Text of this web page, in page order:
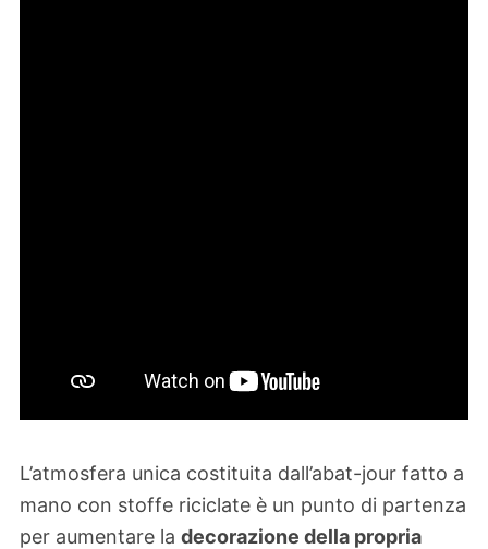
L’atmosfera unica costituita dall’abat-jour fatto a
mano con stoffe riciclate è un punto di partenza
per aumentare la decorazione della propria